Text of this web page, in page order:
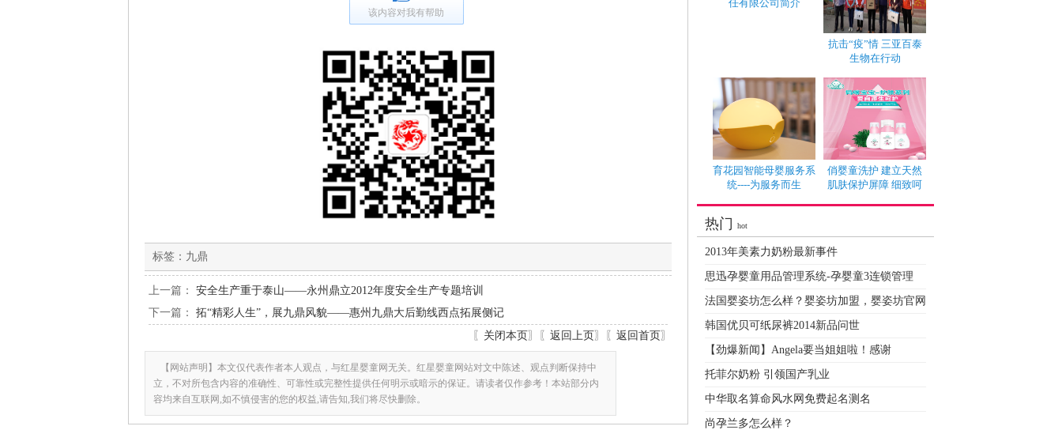
该内容对我有帮助
标签： 九鼎
上一篇： 安全生产重于泰山——永州鼎立2012年度安全生产专题培训
下一篇： 拓“精彩人生”，展九鼎风貌——惠州九鼎大后勤线西点拓展侧记
〖 关闭本页〗〖 返回上页〗〖 返回首页〗
【网站声明】本文仅代表作者本人观点，与红星婴童网无关。红星婴童网站对文中陈述、观点判断保持中
立，不对所包含内容的准确性、可靠性或完整性提供任何明示或暗示的保证。请读者仅作参考！本站部分内
容均来自互联网,如不慎侵害的您的权益,请告知,我们将尽快删除。
任有限公司简介
抗击“疫”情 三亚百泰
生物在行动
育花园智能母婴服务系
统----为服务而生
俏婴童洗护 建立天然
肌肤保护屏障 细致呵
热门 hot
2013年美素力奶粉最新事件
思迅孕婴童用品管理系统-孕婴童3连锁管理
法国婴姿坊怎么样？婴姿坊加盟，婴姿坊官网
韩国优贝可纸尿裤2014新品问世
【劲爆新闻】Angela要当姐姐啦！感谢
托菲尔奶粉 引领国产乳业
中华取名算命风水网免费起名测名
尚孕兰多怎么样？